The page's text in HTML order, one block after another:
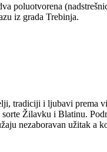
poluotvorena
iz grada Trebinja.
tradiciji i ljubavi prema
Žilavku i Blatinu.
nezaboravan užitak a